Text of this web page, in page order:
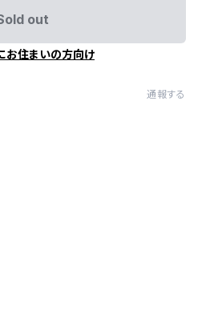
out
お住まいの方向け
通報する